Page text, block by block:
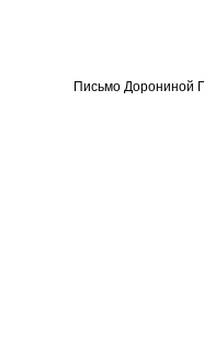
Письмо Дорониной